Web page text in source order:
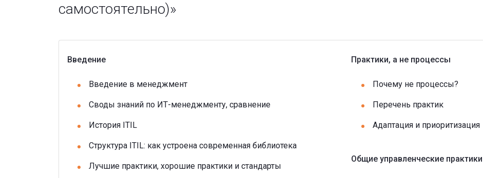
самостоятельно)»
Введение
Введение в менеджмент
Своды знаний по ИТ-менеджменту, сравнение
История ITIL
Структура ITIL: как устроена современная библиотека
Лучшие практики, хорошие практики и стандарты
Практики, а не процессы
Почему не процессы?
Перечень практик
Адаптация и приоритизация
Общие управленческие практики